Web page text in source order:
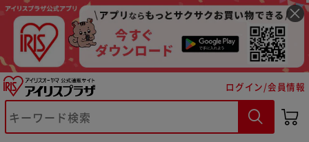
ログイン/会員情報